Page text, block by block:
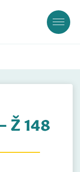
Ž 148